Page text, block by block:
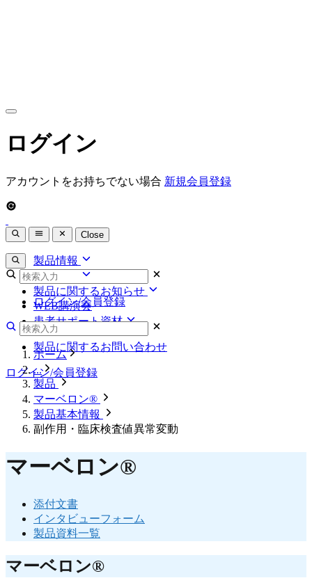
ログイン
アカウントをお持ちでない場合 新規会員登録
Close
製品情報
製品情報
製品一覧
製品Q&A一覧
使用期限検索
各種コード・初回ロット一覧
月経困難症
マルシロン®
避妊
マーベロン®
ガニレスト®
フォリスチム®
片頭痛
領域情報
領域情報
女性医療
生殖医療
脂質異常症
製品に関するお知らせ
製品に関するお知らせ
添付文書改訂等
RMP・適正使用情報等
供給関連情報
包装変更等
薬事・販売・その他
製品に関するお知らせ一覧
WEB講演会
患者サポート資材
患者サポート資材
注文・ダウンロード
疾患啓発サイト一覧
製品に関するお問い合わせ
ログイン/会員登録
ログイン/会員登録
ホーム
...
製品
マーベロン®
製品基本情報
副作用・臨床検査値異常変動
マーベロン®
添付文書
インタビューフォーム
製品資料一覧
マーベロン®